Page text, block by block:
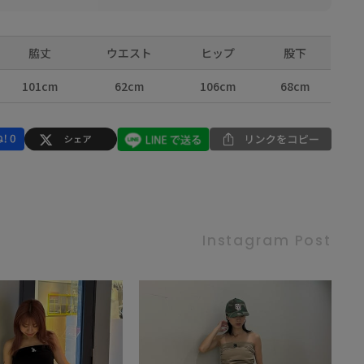
脇丈 ウエスト ヒップ 股下
101cm 62cm 106cm 68cm
Instagram Post